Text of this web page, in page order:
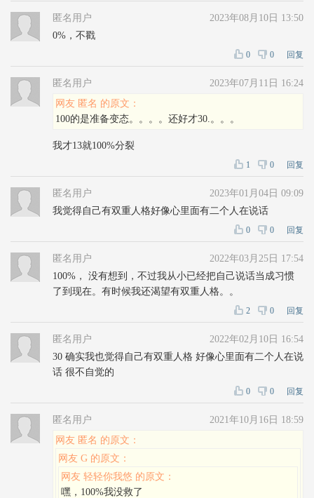
匿名用户
2023年08月10日 13:50
0%，不戳
0 0 回复
匿名用户
2023年07月11日 16:24
网友 匿名 的原文：
100的是准备变态。。。。还好才30.。。。
我才13就100%分裂
1 0 回复
匿名用户
2023年01月04日 09:09
我觉得自己有双重人格好像心里面有二个人在说话
0 0 回复
匿名用户
2022年03月25日 17:54
100%， 没有想到，不过我从小已经把自己说话当成习惯
了到现在。有时候我还渴望有双重人格。。
2 0 回复
匿名用户
2022年02月10日 16:54
30 确实我也觉得自己有双重人格 好像心里面有二个人在说
话 很不自觉的
0 0 回复
匿名用户
2021年10月16日 18:59
网友 匿名 的原文：
网友 G 的原文：
网友 轻轻你我悠 的原文：
嘿，100%我没救了